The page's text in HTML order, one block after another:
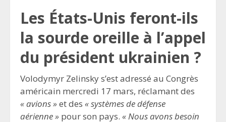
Les États-Unis feront-ils
la sourde oreille à l’appel
du président ukrainien ?
Volodymyr Zelinsky s’est adressé au Congrès
américain mercredi 17 mars, réclamant des
« avions » et des « systèmes de défense
aérienne » pour son pays. « Nous avons besoin